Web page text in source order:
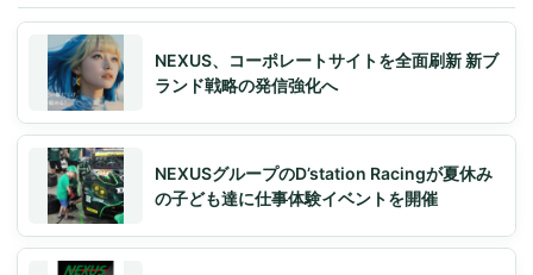
NEXUS、コーポレートサイトを全面刷新 新ブ
ランド戦略の発信強化へ
NEXUSグループのD’station Racingが夏休み
の子ども達に仕事体験イベントを開催